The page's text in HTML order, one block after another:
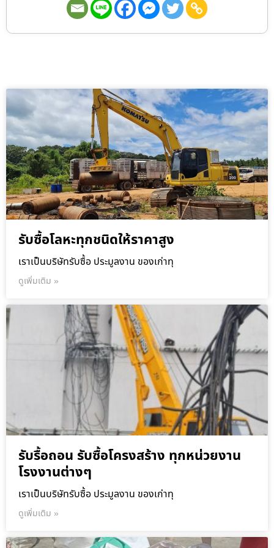
รับซื้อโลหะทุกชนิดให้ราคาสูง
เราเป็นบริษัทรับซื้อ ประมูลงาน ของเก่าทุ
ดูเพิ่มเติม »
รับรื้อถอน รับซื้อโครงสร้าง ทุกหน่วยงาน
โรงงานต่างๆ
เราเป็นบริษัทรับซื้อ ประมูลงาน ของเก่าทุ
ดูเพิ่มเติม »